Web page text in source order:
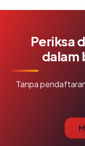
Periksa
dalam
Tanpa